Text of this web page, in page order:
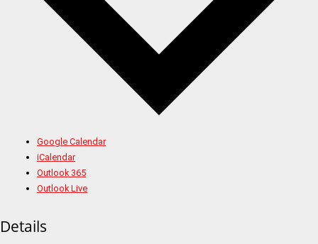
Google Calendar
iCalendar
Outlook 365
Outlook Live
Details